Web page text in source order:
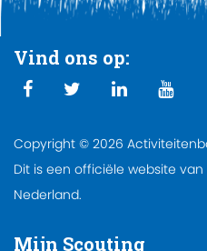
Vind ons op:
Copyright © 2026
Dit is een officiële website
Nederland.
Mijn Scouting